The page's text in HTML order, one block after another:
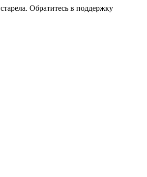
Обратитесь в поддержку